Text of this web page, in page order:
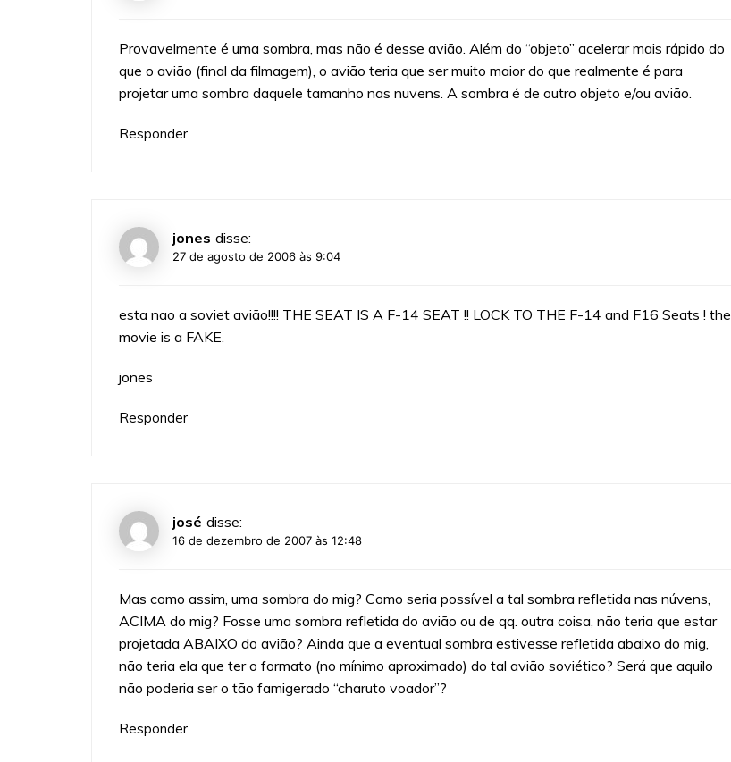
Provavelmente é uma sombra, mas não é desse avião. Além do “objeto” acelerar mais rápido do
que o avião (final da filmagem), o avião teria que ser muito maior do que realmente é para
projetar uma sombra daquele tamanho nas nuvens. A sombra é de outro objeto e/ou avião.
Responder
jones disse:
27 de agosto de 2006 às 9:04
esta nao a soviet avião!!!! THE SEAT IS A F-14 SEAT !! LOCK TO THE F-14 and F16 Seats ! the
movie is a FAKE.
jones
Responder
josé disse:
16 de dezembro de 2007 às 12:48
Mas como assim, uma sombra do mig? Como seria possível a tal sombra refletida nas núvens,
ACIMA do mig? Fosse uma sombra refletida do avião ou de qq. outra coisa, não teria que estar
projetada ABAIXO do avião? Ainda que a eventual sombra estivesse refletida abaixo do mig,
não teria ela que ter o formato (no mínimo aproximado) do tal avião soviético? Será que aquilo
não poderia ser o tão famigerado “charuto voador”?
Responder